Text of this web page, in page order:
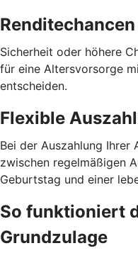
Sicherheit oder höhere
für eine Altersvorsorge
entscheiden.
Flexible
Bei der Auszahlung Ihrer
zwischen regelmäßigen
Geburtstag und einer
So funktioniert
Grundzulage